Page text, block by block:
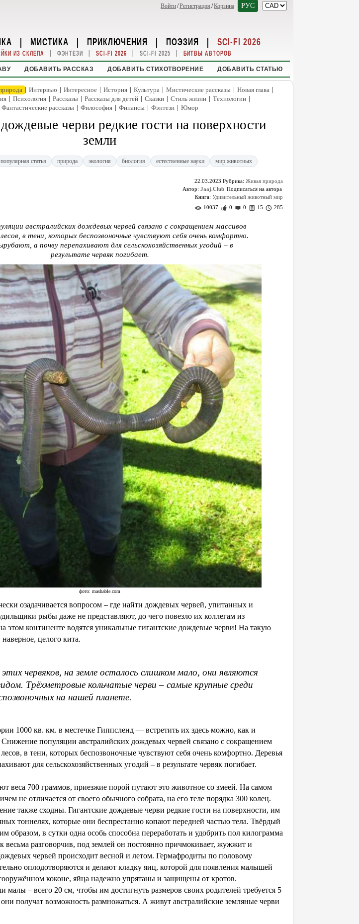
Войти/Регистрация /Корзина РУС
| МИСТИКА | ПРИКЛЮЧЕНИЯ | ПОЭЗИЯ | SCI-FI 2026
ИЗ СКЛЕПА | ФЭНТЕЗИ | SCI-FI 2026 | SCI-FI 2025 | БИТВЫ АВТОРОВ
ДОБАВИТЬ РАССКАЗ ДОБАВИТЬ СТИХОТВОРЕНИЕ ДОБАВИТЬ СТАТЬЮ
| Интервью | Интересное | История | Культура | Мистические рассказы | Новая глава |
| Психология | Рассказы | Рассказы для детей | Сказки | Стиль жизни | Технологии |
Фантастические рассказы | Философия | Финансы | Фэнтези | Юмор
черви редкие гости на поверхности
земли
статья природа экология биология естественные науки мир животных
22.03.2023 Рубрика: Живая природа
Автор: Jaaj.Club
Книга: Удивительный животный мир
10037
0 0 15 285
австралийских дождевых червей связано с сокращением массивов
в тени, которых беспозвоночные чувствуют себя очень комфортно.
а почву перепахивают для сельскохозяйственных угодий – в
результате червяк погибает.
фото: mashable.com
озадачивается вопросом – где найти дождевых червей, упитанных и
рыбы даже не представляют, до чего повезло их коллегам из
этом континенте водятся уникальные гигантские дождевые черви! На такую
целого кита.
червяков, на земле осталось слишком мало, они являются
Трёхметровые кольчатые черви – самые крупные среди
на нашей планете.
1000 кв. км. в местечке Гиппсленд — встретить их здесь можно, как и
Снижение популяции австралийских дождевых червей связано с сокращением
в тени, которых беспозвоночные чувствуют себя очень комфортно. Деревья
для сельскохозяйственных угодий – в результате червяк погибает.
веса 700 граммов, приезжие порой путают это животное со змеей. На самом
не отличается от своего обычного собрата, на его теле порядка 300 колец.
также сходны. Гигантские дождевые черви редкие гости на поверхности, им
тоннелях, которые они беспрестанно копают передней частью тела. Твёрдый
образом, в сутки одна особь способна переработать и удобрить пол килограмма
разговорчив, под землей он постоянно причмокивает, жужжит и
червей происходит весной и летом. Гермафродиты по половому
оплодотворяются и делают кладку яиц, которой для появления малышей
коконе, яйца надежно упрятаны и защищены от кротов.
– всего 20 см, чтобы им достигнуть размеров своих родителей требуется 5
они получат возможность размножаться. А живут австралийские земляные черви